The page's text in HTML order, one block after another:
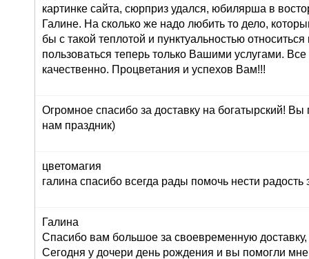
картинке сайта, сюрприз удался, юбилярша в
Галине. На сколько же надо любить то дело,
бы с такой теплотой и пунктуальностью
пользоваться теперь только Вашими услугами.
качественно. Процветания и успехов Вам!!!
Огромное спасибо за доставку на богатырский! Вы
нам праздник)
цветомагия
галина спасибо всегда рады помочь нести
Галина
Спасибо вам большое за своевременную доставку,
Сегодня у дочери день рождения и вы помогли